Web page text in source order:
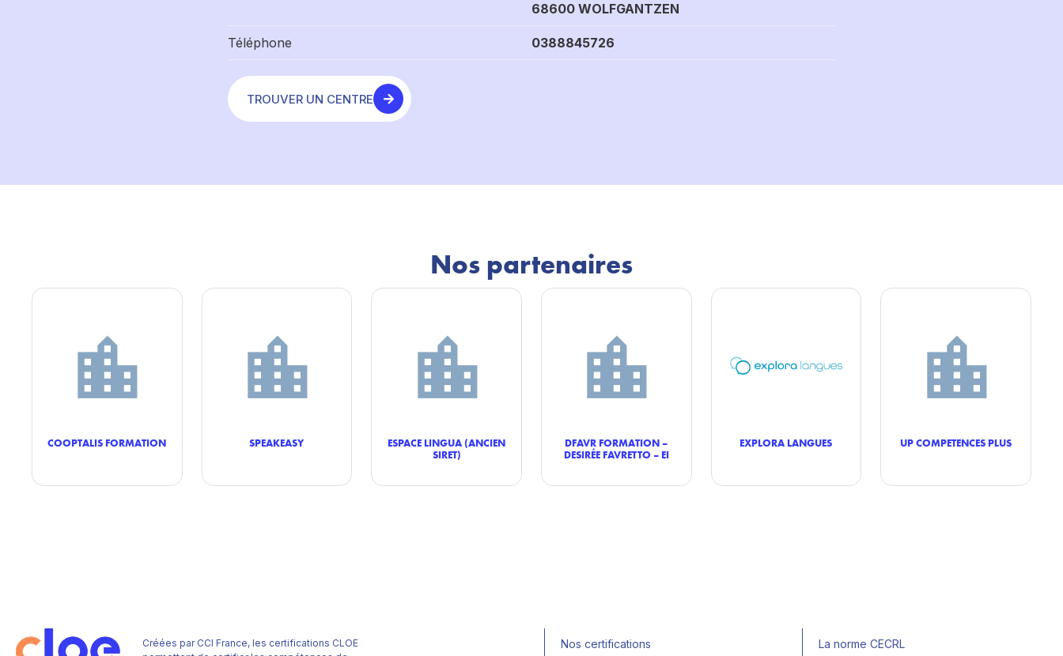
68600 WOLFGANTZEN
Téléphone 0388845726
TROUVER UN CENTRE
Nos partenaires
COOPTALIS FORMATION SPEAKEASY
ESPACE LINGUA (ANCIEN
SIRET)
DFAVR FORMATION –
DESIRÉE FAVRETTO – EI
EXPLORA LANGUES UP COMPETENCES PLUS
Créées par CCI France, les certifications CLOE
Nos certifications La norme CECRL